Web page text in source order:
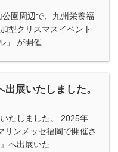
園周辺で、九州栄養福
型クリスマスイベント
」 が開催...
出展いたしました。
たしました。 2025年
ンメッセ福岡で開催さ
へ出展いた...